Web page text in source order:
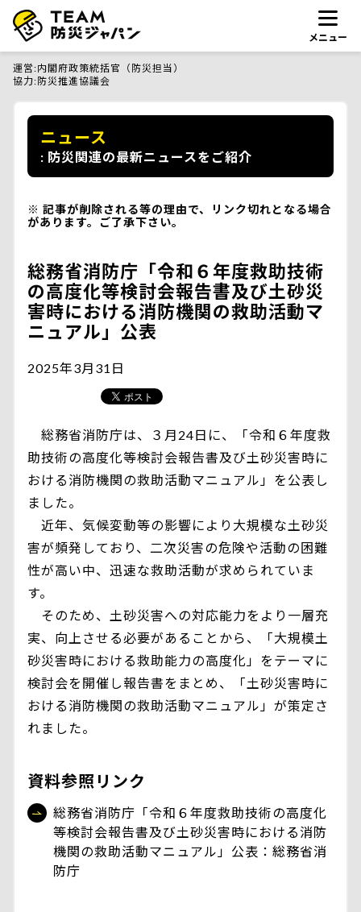
メニュー
運営 内閣府政策統括官（防災担当）
協力 防災推進協議会
ニュース
防災関連の最新ニュースをご紹介
記事が削除される等の理由で、リンク切れとなる場合
があります。ご了承下さい。
総務省消防庁「令和６年度救助技術
の高度化等検討会報告書及び土砂災
害時における消防機関の救助活動マ
ニュアル」公表
2025年3月31日
総務省消防庁は、３月24日に、「令和６年度救
助技術の高度化等検討会報告書及び土砂災害時に
おける消防機関の救助活動マニュアル」を公表し
ました。
近年、気候変動等の影響により大規模な土砂災
害が頻発しており、二次災害の危険や活動の困難
性が高い中、迅速な救助活動が求められていま
す。
そのため、土砂災害への対応能力をより一層充
実、向上させる必要があることから、「大規模土
砂災害時における救助能力の高度化」をテーマに
検討会を開催し報告書をまとめ、「土砂災害時に
おける消防機関の救助活動マニュアル」が策定さ
れました。
資料参照リンク
総務省消防庁「令和６年度救助技術の高度化
等検討会報告書及び土砂災害時における消防
機関の救助活動マニュアル」公表：総務省消
防庁